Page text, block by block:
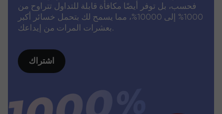
فحسب، بل توفر أيضًا مكافأة قابلة للتداول تتراوح من
1000% إلى 10000%، مما يسمح لك بتحمل خسائر أكبر
بعشرات المرات من إيداعك.
اشتراك